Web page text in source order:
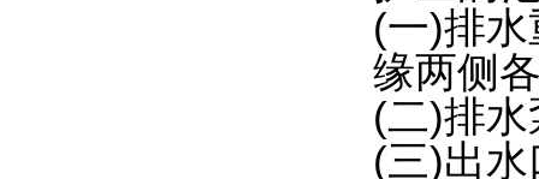
(一)排
缘两侧
(二)排
(三)出